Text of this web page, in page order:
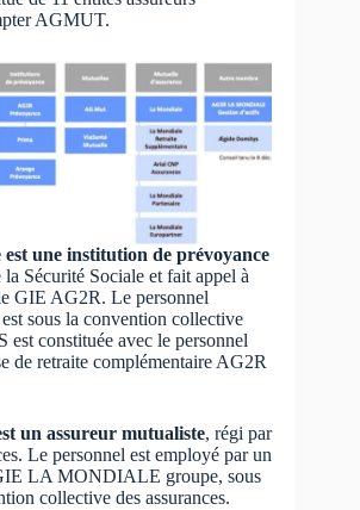
AGMUT.
une institution de prévoyance
Sécurité Sociale et fait appel à
GIE AG2R. Le personnel
sous la convention collective
est constituée avec le personnel
de retraite complémentaire AG2R
un assureur mutualiste, régi par
Le personnel est employé par un
LA MONDIALE groupe, sous
collective des assurances.